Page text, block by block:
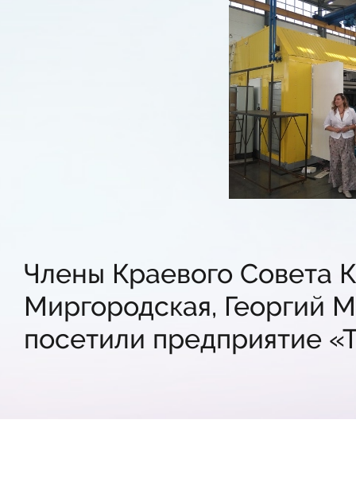
Члены Краевого Совета
Миргородская, Георгий
посетили предприятие